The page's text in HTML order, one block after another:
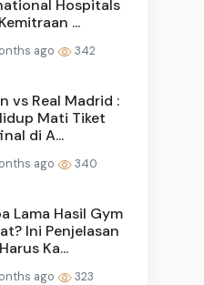
Hospitals
...
ago 342
vs Real Madrid :
Mati Tiket
di A...
ago 340
Lama Hasil Gym
Ini Penjelasan
Ka...
ago 323